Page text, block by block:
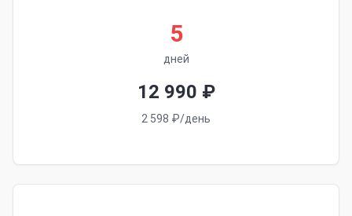
5
дней
12 990 ₽
2 598 ₽/день